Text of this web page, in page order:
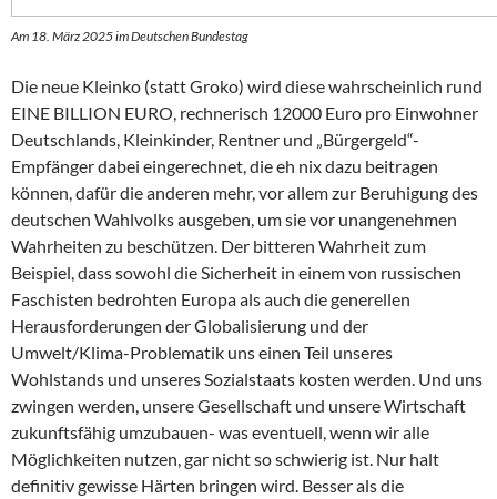
Am 18. März 2025 im Deutschen Bundestag
Die neue Kleinko (statt Groko) wird diese wahrscheinlich rund
EINE BILLION EURO, rechnerisch 12000 Euro pro Einwohner
Deutschlands, Kleinkinder, Rentner und „Bürgergeld“-
Empfänger dabei eingerechnet, die eh nix dazu beitragen
können, dafür die anderen mehr, vor allem zur Beruhigung des
deutschen Wahlvolks ausgeben, um sie vor unangenehmen
Wahrheiten zu beschützen. Der bitteren Wahrheit zum
Beispiel, dass sowohl die Sicherheit in einem von russischen
Faschisten bedrohten Europa als auch die generellen
Herausforderungen der Globalisierung und der
Umwelt/Klima-Problematik uns einen Teil unseres
Wohlstands und unseres Sozialstaats kosten werden. Und uns
zwingen werden, unsere Gesellschaft und unsere Wirtschaft
zukunftsfähig umzubauen- was eventuell, wenn wir alle
Möglichkeiten nutzen, gar nicht so schwierig ist. Nur halt
definitiv gewisse Härten bringen wird. Besser als die